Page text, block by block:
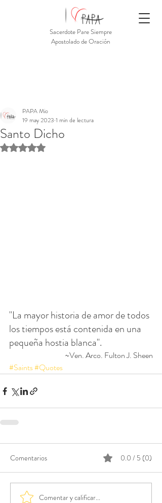
Sacerdote Pare Siempre
Apostolado de Oración
Santo Dicho
PAPA Mio
19 may 2023 1 min de lectura
Obtuvo NaN de 5 estrellas.
"La mayor historia de amor de todos
los tiempos está contenida en una
pequeña hostia blanca".
~Ven. Arco. Fulton J. Sheen
#Saints#Quotes
Comentarios 0.0 / 5 (0)
Comentar y calificar...